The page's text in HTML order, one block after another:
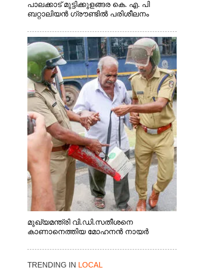
പാലക്കാട് മുട്ടിക്കുളങ്ങര കെ. എ. പി
ബറ്റാലിയൻ ഗ്രൗണ്ടിൽ പരിശീലനം
മുഖ്യമന്ത്രി വി.ഡി.സതീശനെ
കാണാനെത്തിയ മോഹനൻ നായർ
TRENDING IN LOCAL